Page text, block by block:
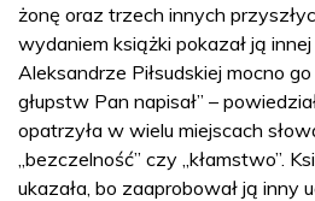
żonę oraz trzech innych
wydaniem książki pokazał ją
Aleksandrze Piłsudskiej mocno
głupstw Pan napisał” –
opatrzyła w wielu miejscach
„bezczelność” czy „kłamstwo”.
ukazała, bo zaaprobował ją inny